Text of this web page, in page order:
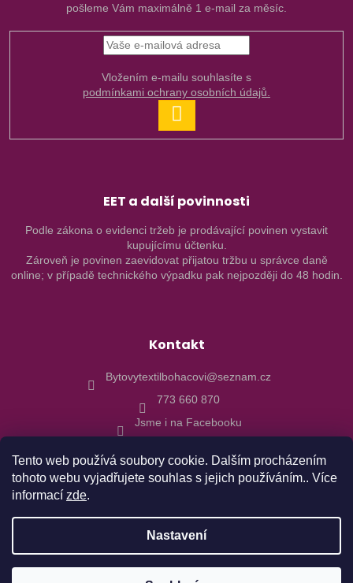
Tento web používá soubory cookie. Dalším procházením
tohoto webu vyjadřujete souhlas s jejich používáním.. Více
informací zde.
Nastavení
pošleme Vám maximálně 1 e-mail za měsíc.
podmínkami ochrany osobních údajů.
SE
EET a další povinnosti
Podle zákona o evidenci tržeb je prodávající povinen vystavit
kupujícímu účtenku.
Zároveň je povinen zaevidovat přijatou tržbu u správce daně
online; v případě technického výpadku pak nejpozději do 48 hodin.
Kontakt
Bytovytextilbohacovi@seznam.cz
773 660 870
Jsme i na Facebooku